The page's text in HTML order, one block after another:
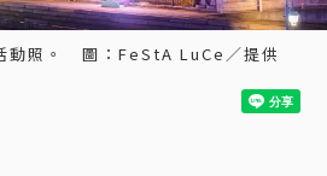
動照。 圖：FeStA LuCe／提供